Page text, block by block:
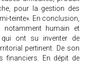
pour la gestion des
teinte». En conclusion,
notamment humain et
qui ont su inventer de
pertinent. De son
financiers. En dépit de